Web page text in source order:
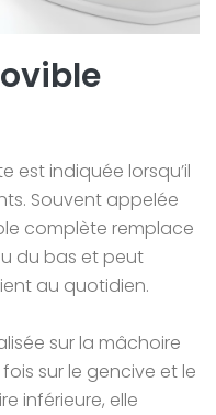
est indiquée lorsqu’il
Souvent appelée
complète remplace
du bas et peut
au quotidien.
sur la mâchoire
sur le gencive et le
inférieure, elle